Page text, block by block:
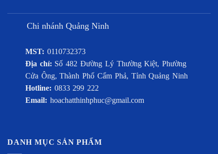
Chi nhánh Quảng Ninh
MST: 0110732373
Địa chỉ: Số 482 Đường Lý Thường Kiệt, Phường
Cửa Ông, Thành Phố Cẩm Phả, Tỉnh Quảng Ninh
Hotline: 0833 299 222
Email: hoachatthinhphuc@gmail.com
DANH MỤC SẢN PHẨM